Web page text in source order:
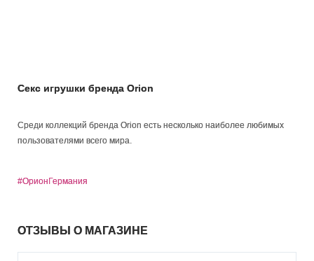
Секс игрушки бренда Orion
Среди коллекций бренда Orion есть несколько наиболее любимых
пользователями всего мира.
#ОрионГермания
ОТЗЫВЫ О МАГАЗИНЕ